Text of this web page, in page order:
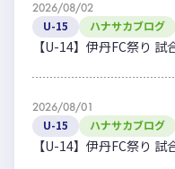
2026/08/02
U-15 ハナサカブログ
【U-14】伊丹FC祭り 試
2026/08/01
U-15 ハナサカブログ
【U-14】伊丹FC祭り 試